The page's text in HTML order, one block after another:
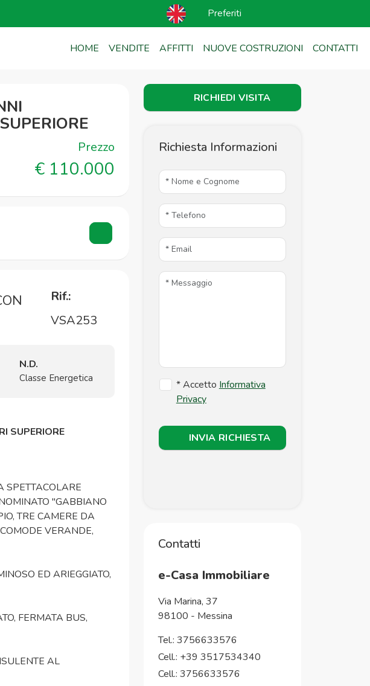
Preferiti
HOME VENDITE AFFITTI NUOVE COSTRUZIONI CONTATTI
Prezzo
€ 110.000
Rif.:
VSA253
N.D.
Classe Energetica
SUPERIORE
SPETTACOLARE
"GABBIANO
TRE CAMERE DA
VERANDE,
ED ARIEGGIATO,
FERMATA BUS,
AL
RICHIEDI VISITA
Richiesta Informazioni
* Accetto Informativa
Privacy
INVIA RICHIESTA
Contatti
e-Casa Immobiliare
Via Marina, 37
98100 - Messina
Tel.: 3756633576
Cell.: +39 3517534340
Cell.: 3756633576